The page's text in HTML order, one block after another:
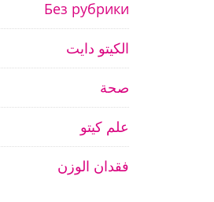
Без рубрики
الكيتو دايت
صحة
علم كيتو
فقدان الوزن